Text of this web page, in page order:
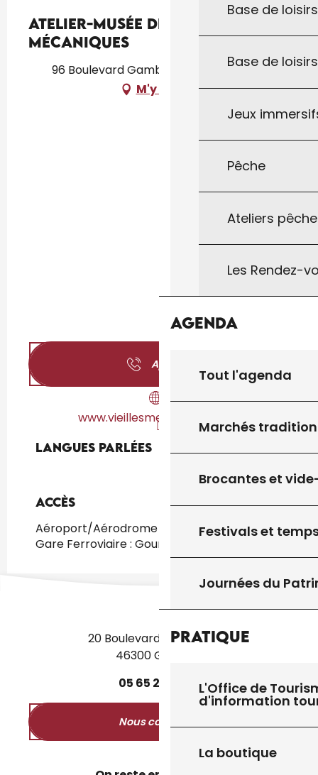
Base de
Base de
Jeux
Pêche
Ateliers
Les Rendez-
Agenda
Tout l'agenda
Marchés
Brocantes et
Festivals et
Journées du
Pratique
L'Office de
d'information
La boutique
Atelier-Musée des Vieilles
Mécaniques
96 Boulevard Gambetta, 46250 Cazals
M'y rendre
Appeler
www.vieillesmecaniques.com
Langues parlées
Langues parlées
Accès
Accès
Aéroport/Aérodrome : Toulouse à 150km
Gare Ferroviaire : Gourdon à 20km
20 Boulevard des Martyrs
46300 Gourdon
05 65 27 50
Nous contacter